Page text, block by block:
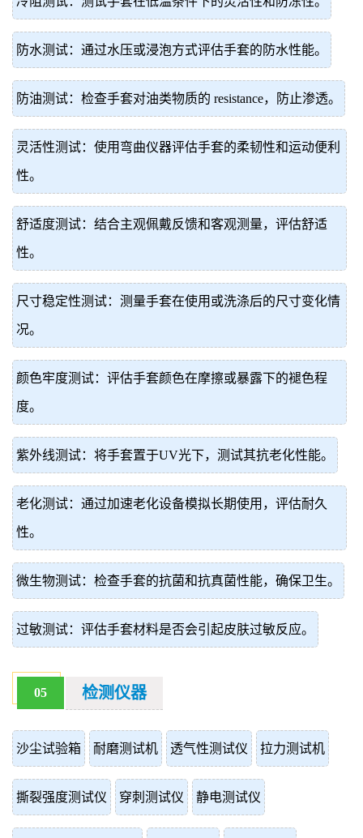
防水测试：通过水压或浸泡方式评估手套的防水性能。
防油测试：检查手套对油类物质的 resistance，防止渗透。
灵活性测试：使用弯曲仪器评估手套的柔韧性和运动便利
性。
舒适度测试：结合主观佩戴反馈和客观测量，评估舒适
性。
尺寸稳定性测试：测量手套在使用或洗涤后的尺寸变化情
况。
颜色牢度测试：评估手套颜色在摩擦或暴露下的褪色程
度。
紫外线测试：将手套置于UV光下，测试其抗老化性能。
老化测试：通过加速老化设备模拟长期使用，评估耐久
性。
微生物测试：检查手套的抗菌和抗真菌性能，确保卫生。
过敏测试：评估手套材料是否会引起皮肤过敏反应。
05 检测仪器
沙尘试验箱 耐磨测试机 透气性测试仪 拉力测试机
撕裂强度测试仪 穿刺测试仪 静电测试仪